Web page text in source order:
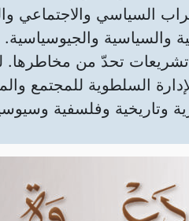
السياسي والاجتماعي
والسياسية والجيوسياسية.
تحدّ من
السلطوية للمجتمع
وتاريخية وفلسفية